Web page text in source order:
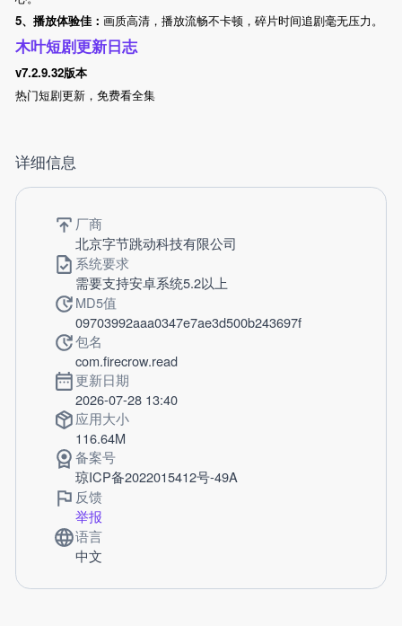
5、播放体验佳： 画质高清，播放流畅不卡顿，碎片时间追剧毫无压力。
木叶短剧更新日志
v7.2.9.32版本
热门短剧更新，免费看全集
详细信息
厂商
北京字节跳动科技有限公司
系统要求
需要支持安卓系统5.2以上
MD5值
09703992aaa0347e7ae3d500b243697f
包名
com.firecrow.read
更新日期
2026-07-28 13:40
应用大小
116.64M
备案号
琼ICP备2022015412号-49A
反馈
举报
语言
中文